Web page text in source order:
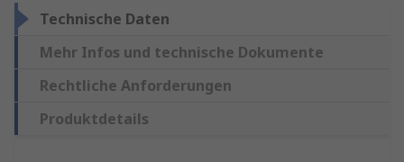
Technische Daten
Mehr Infos und technische Dokumente
Rechtliche Anforderungen
Produktdetails